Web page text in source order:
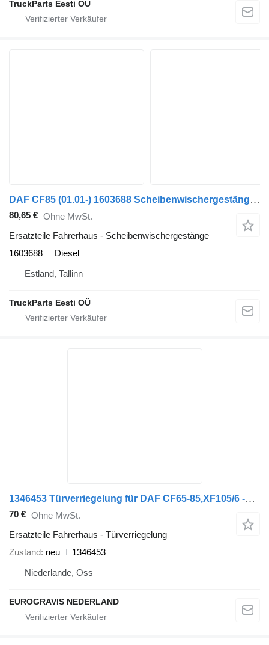
TruckParts Eesti OÜ
DAF CF85 (01.01-) 1603688 Scheibenwischergestänge für DAF LF45, LF55, LF180, CF65, CF75, CF85 (2001-) Sattelzugmaschine
80,65 € Ohne MwSt.
Ersatzteile Fahrerhaus - Scheibenwischergestänge
1603688
Diesel
Estland, Tallinn
TruckParts Eesti OÜ
1346453 Türverriegelung für DAF CF65-85,XF105/6 -12-/L/ OE Sattelzugmaschine
70 € Ohne MwSt.
Ersatzteile Fahrerhaus - Türverriegelung
Zustand neu
1346453
Niederlande, Oss
EUROGRAVIS NEDERLAND